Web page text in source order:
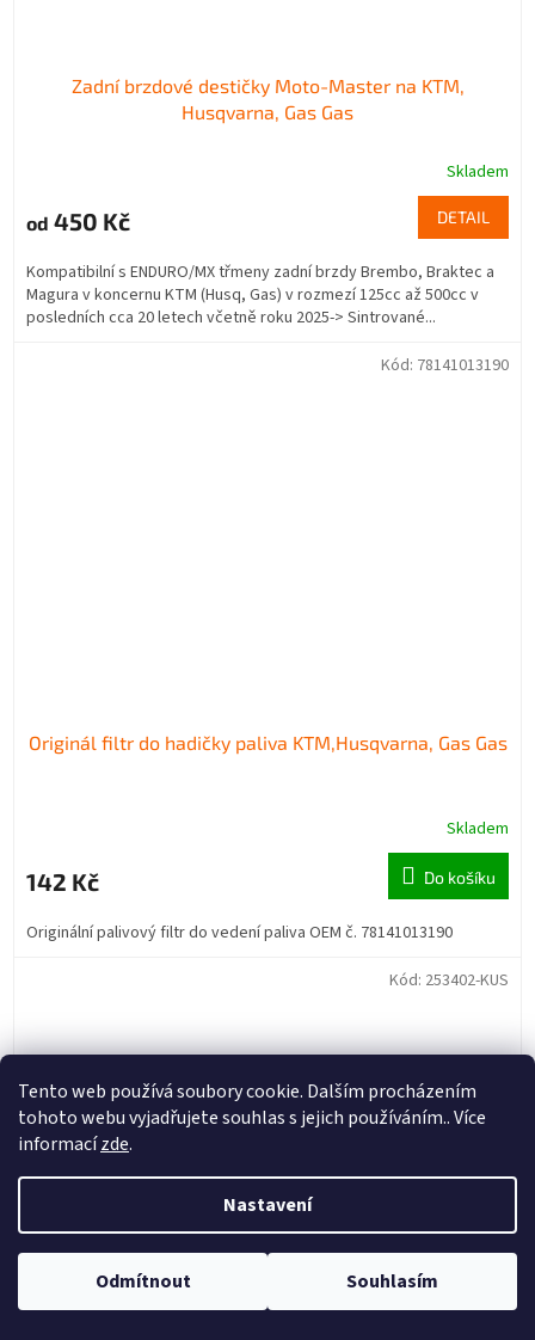
Tento web používá soubory cookie. Dalším procházením
tohoto webu vyjadřujete souhlas s jejich používáním.. Více
informacízde.
Nastavení
Odmítnout Souhlasím
Zadní brzdové destičky Moto-Master na KTM,
Husqvarna, Gas Gas
Skladem
od 450 Kč DETAIL
Kompatibilní s ENDURO/MX třmeny zadní brzdy Brembo, Braktec a
Magura v koncernu KTM (Husq, Gas) v rozmezí 125cc až 500cc v
posledních cca 20 letech včetně roku 2025-> Sintrované...
Originál filtr do hadičky paliva KTM,Husqvarna, Gas Gas
Skladem
142 Kč Do košíku
Originální palivový filtr do vedení paliva OEM č. 78141013190
Kód: 78141013190
Kód: 253402-KUS